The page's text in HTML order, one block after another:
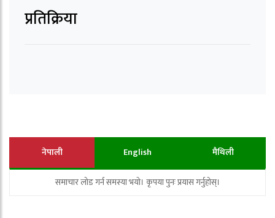
प्रतिक्रिया
नेपाली English मैथिली
समाचार लोड गर्न समस्या भयो। कृपया पुनः प्रयास गर्नुहोस्।